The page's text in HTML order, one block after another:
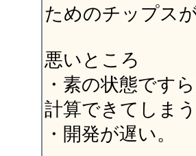
ためのチップスが
悪いところ
・素の状態です
計算できてしま
・開発が遅い。